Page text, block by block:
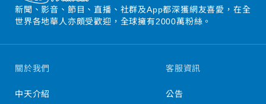
新聞、影音、節目、直播、社群及App都深獲網友喜愛，在全
世界各地華人亦頗受歡迎，全球擁有2000萬粉絲。
關於我們
中天介紹
客服資訊
公告